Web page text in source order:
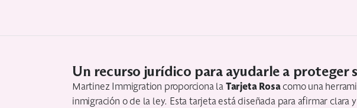
Un recurso jurídico para ayudarle a proteger
Martinez Immigration proporciona laTarjeta Rosacomo una
inmigración o de la ley. Esta tarjeta está diseñada para afirmar